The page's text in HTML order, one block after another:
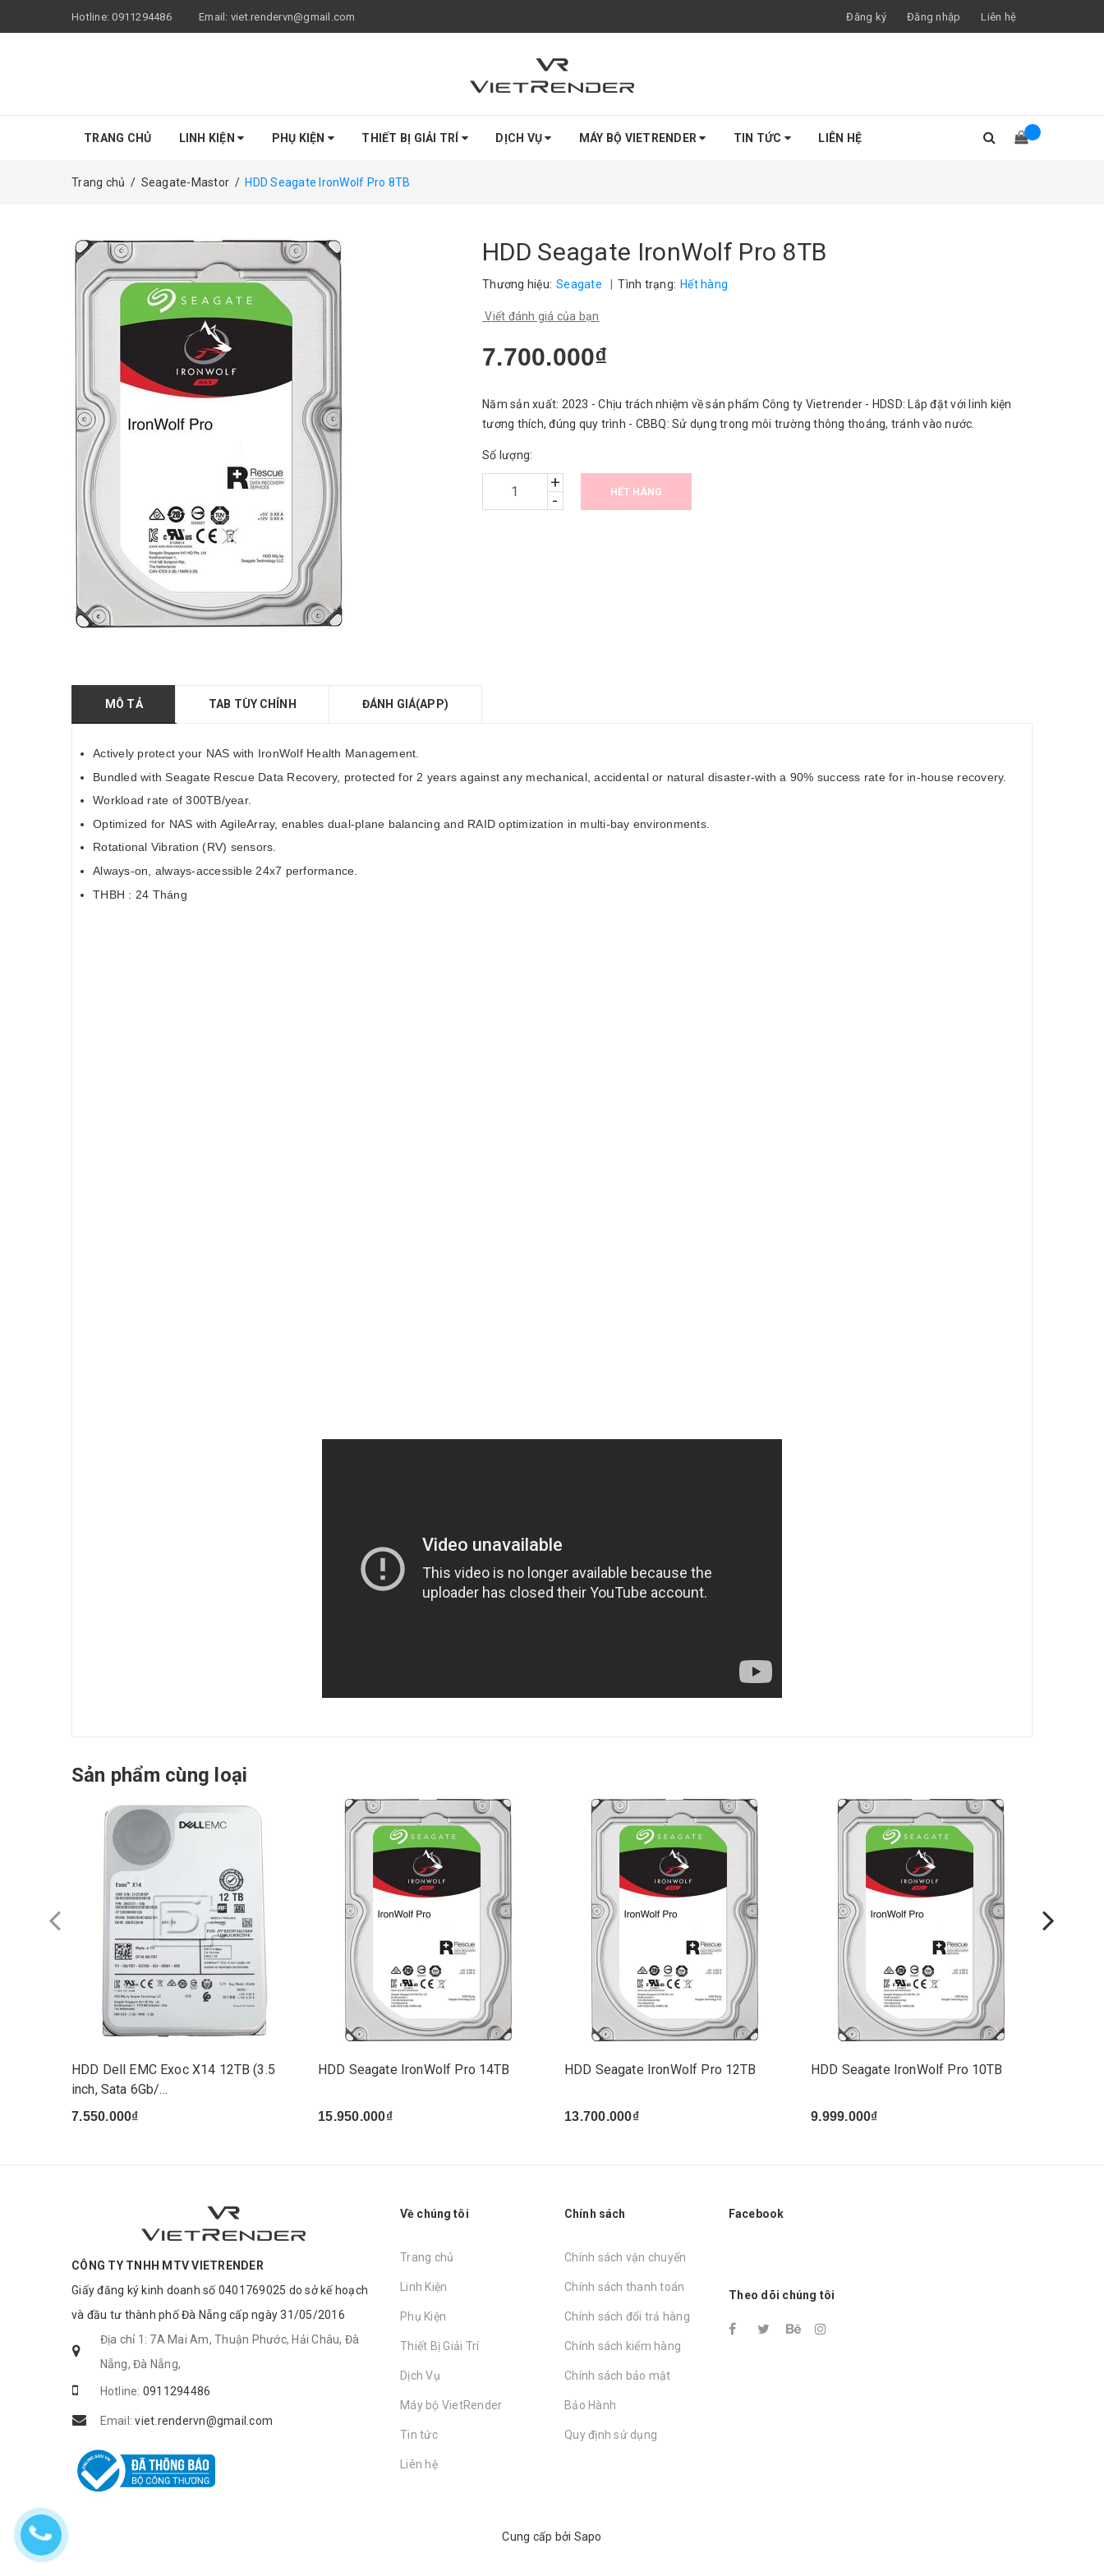
Hotline:0911294486 Email: viet.rendervn@gmail.com Đăng ký Đăng nhập Liên hệ
TRANG CHỦ LINH KIỆN PHỤ KIỆN THIẾT BỊ GIẢI TRÍ DỊCH VỤ MÁY BỘ VIETRENDER TIN TỨC LIÊN HỆ
Trang chủ / Seagate-Mastor / HDD Seagate IronWolf Pro 8TB
HDD Seagate IronWolf Pro 8TB
Thương hiệu: Seagate |Tình trạng: Hết hàng
Viết đánh giá của bạn
7.700.000₫
Năm sản xuất: 2023 - Chịu trách nhiệm về sản phẩm Công ty Vietrender - HDSD: Lắp đặt với linh kiện
tương thích, đúng quy trình - CBBQ: Sử dụng trong môi trường thông thoáng, tránh vào nước.
Số lượng:
+
-
HẾT HÀNG
MÔ TẢ TAB TÙY CHỈNH ĐÁNH GIÁ(APP)
Actively protect your NAS with IronWolf Health Management.
Bundled with Seagate Rescue Data Recovery, protected for 2 years against any mechanical, accidental or natural disaster-with a 90% success rate for in-house recovery.
Workload rate of 300TB/year.
Optimized for NAS with AgileArray, enables dual-plane balancing and RAID optimization in multi-bay environments.
Rotational Vibration (RV) sensors.
Always-on, always-accessible 24x7 performance.
THBH : 24 Tháng
Sản phẩm cùng loại
HDD Dell EMC Exoc X14 12TB (3.5
inch, Sata 6Gb/...
7.550.000₫
HDD Seagate IronWolf Pro 14TB
15.950.000₫
HDD Seagate IronWolf Pro 12TB
13.700.000₫
HDD Seagate IronWolf Pro 10TB
9.999.000₫
CÔNG TY TNHH MTV VIETRENDER
Giấy đăng ký kinh doanh số 0401769025 do sở kế hoạch
và đầu tư thành phố Đà Nẵng cấp ngày 31/05/2016
Địa chỉ 1: 7A Mai Am, Thuận Phước, Hải Châu, Đà
Nẵng, Đà Nẵng,
Hotline: 0911294486
Email:viet.rendervn@gmail.com
Về chúng tôi
Trang chủ
Linh Kiện
Phụ Kiện
Thiết Bị Giải Trí
Dịch Vụ
Máy bộ VietRender
Tin tức
Liên hệ
Chính sách
Chính sách vận chuyển
Chính sách thanh toán
Chính sách đổi trả hàng
Chính sách kiểm hàng
Chính sách bảo mật
Bảo Hành
Quy định sử dụng
Facebook
Theo dõi chúng tôi
Cung cấp bởi Sapo